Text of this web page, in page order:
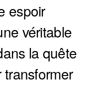
espoir
véritable
la quête